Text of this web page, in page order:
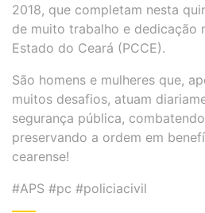
2018, que completam nesta
de muito trabalho e dedicação
Estado do Ceará (PCCE).
São homens e mulheres que,
muitos desafios, atuam
segurança pública,
preservando a ordem em
cearense!
#APS #pc #policiacivil